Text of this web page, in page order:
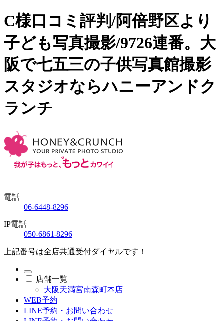
C様口コミ評判/阿倍野区より
子ども写真撮影/9726連番。大
阪で七五三の子供写真館撮影
スタジオならハニーアンドク
ランチ
電話
06-6448-8296
IP電話
050-6861-8296
上記番号は全店共通受付ダイヤルです！
店舗一覧
大阪天満宮南森町本店
WEB予約
LINE予約・お問い合わせ